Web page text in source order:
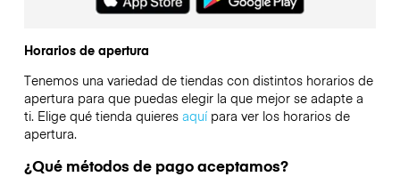
Horarios de apertura
Tenemos una variedad de tiendas con distintos horarios de
apertura para que puedas elegir la que mejor se adapte a
ti. Elige qué tienda quieres aquípara ver los horarios de
apertura.
¿Qué métodos de pago aceptamos?